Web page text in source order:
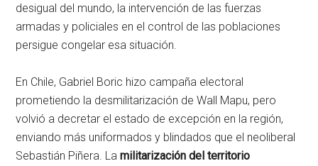
desigual del mundo, la intervención de las fuerzas
armadas y policiales en el control de las poblaciones
persigue congelar esa situación.
En Chile, Gabriel Boric hizo campaña electoral
prometiendo la desmilitarización de Wall Mapu, pero
volvió a decretar el estado de excepción en la región,
enviando más uniformados y blindados que el neoliberal
Sebastián Piñera. Lamilitarización del territorio